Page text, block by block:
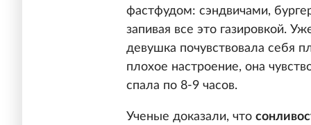
фастфудом: сэндвичами,
запивая все это газировкой.
девушка почувствовала себя
плохое настроение, она
спала по 8-9 часов.
Ученые доказали, что